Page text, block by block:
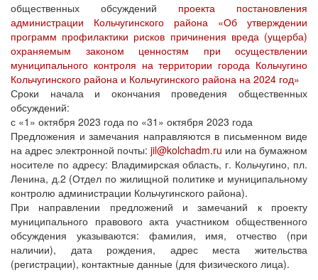
общественных обсуждений проекта постановления
администрации Кольчугинского района «Об утверждении
программ профилактики рисков причинения вреда (ущерба)
охраняемым законом ценностям при осуществлении
муниципального контроля на территории города Кольчугино
Кольчугинского района и Кольчугинского района на 2024 год»
Сроки начала и окончания проведения общественных
обсуждений:
с «1» октября 2023 года по «31» октября 2023 года
Предложения и замечания направляются в письменном виде
на адрес электронной почты: jil@kolchadm.ru или на бумажном
носителе по адресу: Владимирская область, г. Кольчугино, пл.
Ленина, д.2 (Отдел по жилищной политике и муниципальному
контролю администрации Кольчугинского района).
При направлении предложений и замечаний к проекту
муниципального правового акта участником общественного
обсуждения указываются: фамилия, имя, отчество (при
наличии), дата рождения, адрес места жительства
(регистрации), контактные данные (для физического лица).